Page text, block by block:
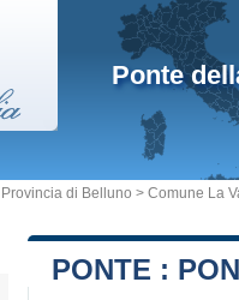
Ponte
Provincia di Belluno > Comune La
PONTE :